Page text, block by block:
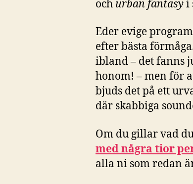
och urban fantasyi
Eder evige
efter bästa
ibland – det fanns
honom! – men för
bjuds det på ett
där skabbiga
Om du gillar vad
med några tior
alla ni som redan